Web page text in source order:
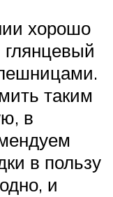
хорошо
таким
в
в пользу
и